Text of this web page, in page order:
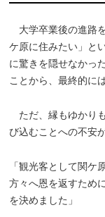
大学卒業後の進路
ケ原に住みたい」と
に驚きを隠せなかっ
ことから、最終的に
ただ、縁もゆかり
び込むことへの不安
「観光客として関ケ
方々へ恩を返すため
を決めました」